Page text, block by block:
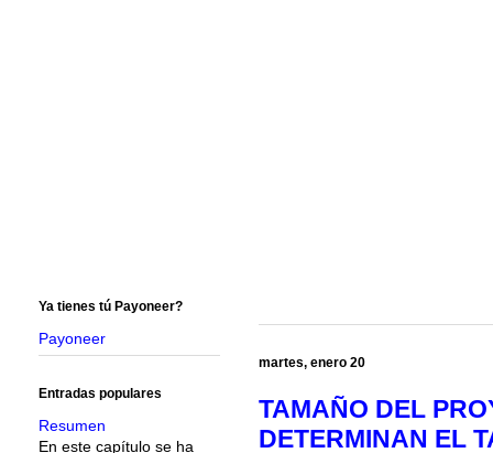
martes, enero 20
TAMAÑO DEL
DETERMINAN EL
Ya tienes tú Payoneer?
Payoneer
Entradas populares
Resumen
En este capítulo se ha